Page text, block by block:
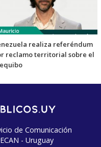
realiza referéndum
reclamo territorial sobre el
de Comunicación
- Uruguay